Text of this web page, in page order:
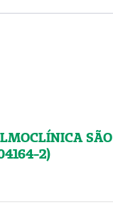
SÃO
2)